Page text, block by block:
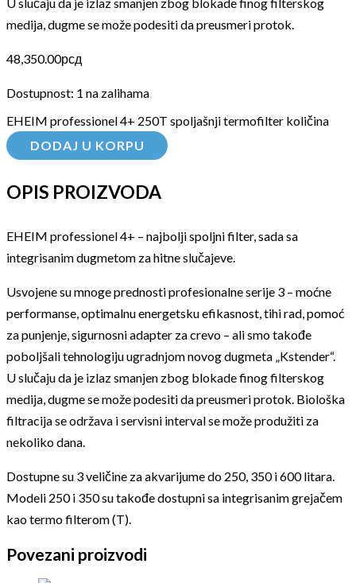
medija, dugme se može podesiti da preusmeri protok.
48,350.00рсд
Dostupnost: 1 na zalihama
EHEIM professionel 4+ 250T spoljašnji termofilter količina
DODAJ U KORPU
OPIS PROIZVODA
EHEIM professionel 4+ – najbolji spoljni filter, sada sa
integrisanim dugmetom za hitne slučajeve.
Usvojene su mnoge prednosti profesionalne serije 3 – moćne
performanse, optimalnu energetsku efikasnost, tihi rad, pomoć
za punjenje, sigurnosni adapter za crevo – ali smo takođe
poboljšali tehnologiju ugradnjom novog dugmeta „Kstender“.
U slučaju da je izlaz smanjen zbog blokade finog filterskog
medija, dugme se može podesiti da preusmeri protok. Biološka
filtracija se održava i servisni interval se može produžiti za
nekoliko dana.
Dostupne su 3 veličine za akvarijume do 250, 350 i 600 litara.
Modeli 250 i 350 su takođe dostupni sa integrisanim grejačem
kao termo filterom (T).
Povezani proizvodi